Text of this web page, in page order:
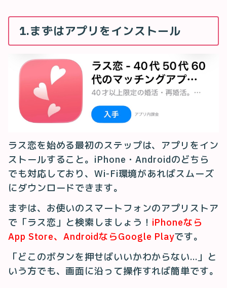
1.まずはアプリをインストール
ラス恋を始める最初のステップは、アプリをイン
ストールすること。iPhone・Androidのどちら
でも対応しており、Wi-Fi環境があればスムーズ
にダウンロードできます。
まずは、お使いのスマートフォンのアプリストア
で「ラス恋」と検索しましょう！ iPhoneなら
App Store、AndroidならGoogle Playです。
「どこのボタンを押せばいいかわからない…」と
いう方でも、画面に沿って操作すれば簡単です。